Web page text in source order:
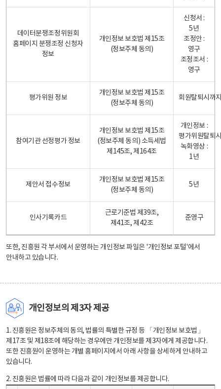
데이터분쟁조정위원회
홈페이지 분쟁조정 신청자
정보
개인정보 보호법 제15조
(정보주체 동의)
신청서 :
5년
조정안 :
영구
조정조서 :
영구
평가위원 정보
개인정보 보호법 제15조
(정보주체 동의)
회원탈퇴시까
참여기관 선정평가 정보
개인정보 보호법 제15조
(정보주체 동의) 소득세법
제145조, 제164조
개인정보 :
평가위원탈퇴
녹화영상 :
1년
제안서 접수정보
개인정보 보호법 제15조
(정보주체 동의)
5년
인사기록카드
근로기준법 제39조,
제41조, 제42조
준영구
또한, 진흥원 각 부서에서 운영하는 개인정보 파일은 '개인정보 포털'에서
안내하고 있습니다.
개인정보의 제3자 제공
1. 진흥원은 정보주체의 동의, 법률의 특별한 규정 등 「개인정보 보호법」
제17조 및 제18조에 해당하는 경우에만 개인정보를 제3자에게 제공합니다.
또한 진흥원이 운영하는 개별 홈페이지에서 아래 사항을 상세하게 안내하고
있습니다.
2. 진흥원은 법률에 따라 다음과 같이 개인정보를 제공합니다.